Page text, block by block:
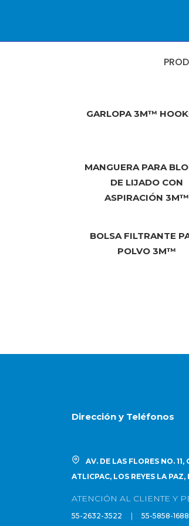
GARLOPA 3M™
MANGUERA PARA
DE LIJADO CON
ASPIRACIÓN 3M™
BOLSA FILTRANTE
POLVO 3M™
Dirección y Teléfonos
AV. DE LAS FLORES NO.
ATLICPAC, LOS REYES LA PAZ,
ATENCIÓN AL CLIENTE Y
55-2632-3522 | 55-5858-1688